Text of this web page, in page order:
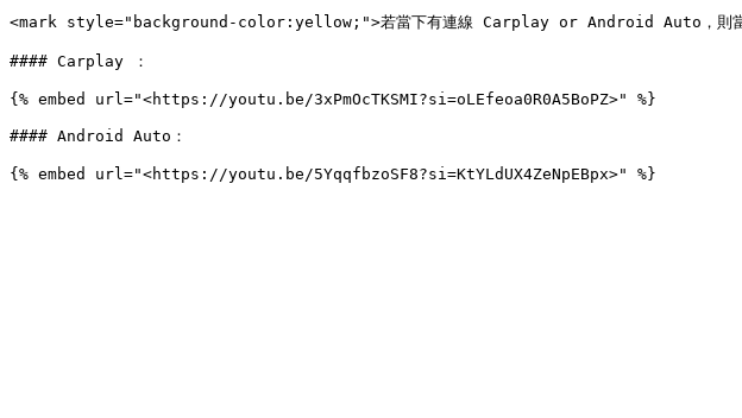
<mark style="background-color:yellow;">若當下有連線 Carplay or Android Auto，則當下
#### Carplay ：
{% embed url="<https://youtu.be/3xPmOcTKSMI?si=oLEfeoa0R0A5BoPZ>" %}
#### Android Auto：